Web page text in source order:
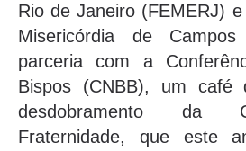
Rio de Janeiro (FEMERJ)
Misericórdia de
parceria com a
Bispos (CNBB), um café
desdobramento da
Fraternidade, que este